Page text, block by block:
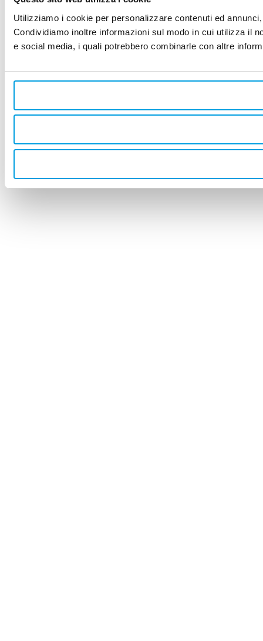
Utilizziamo i cookie per personalizzare contenuti ed
Condividiamo inoltre informazioni sul modo in cui utilizza il
e social media, i quali potrebbero combinarle con altre